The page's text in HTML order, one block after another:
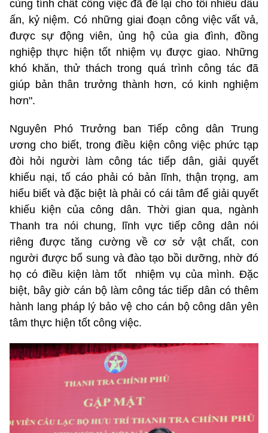
cùng tính chất công việc đã để lại cho tôi nhiều dấu
ấn, kỷ niệm. Có những giai đoạn công việc vất vả,
được sự động viên, ủng hộ của gia đình, đồng
nghiệp thực hiện tốt nhiệm vụ được giao. Những
khó khăn, thử thách trong quá trình công tác đã
giúp bản thân trưởng thành hơn, có kinh nghiệm
hơn".
Nguyên Phó Trưởng ban Tiếp công dân Trung
ương cho biết, trong điều kiện công việc phức tạp
đòi hỏi người làm công tác tiếp dân, giải quyết
khiếu nại, tố cáo phải có bản lĩnh, thận trọng, am
hiểu biết và đặc biệt là phải có cái tâm để giải quyết
khiếu kiện của công dân. Thời gian qua, ngành
Thanh tra nói chung, lĩnh vực tiếp công dân nói
riêng được tăng cường về cơ sở vật chất, con
người được bổ sung và đào tạo bồi dưỡng, nhờ đó
họ có điều kiện làm tốt nhiệm vụ của mình. Đặc
biệt, bây giờ cán bộ làm công tác tiếp dân có thêm
hành lang pháp lý bảo vệ cho cán bộ công dân yên
tâm thực hiện tốt công việc.